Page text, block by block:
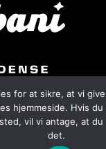
for at sikre, at vi
hjemmeside. Hvis
vil vi antage, at
det.